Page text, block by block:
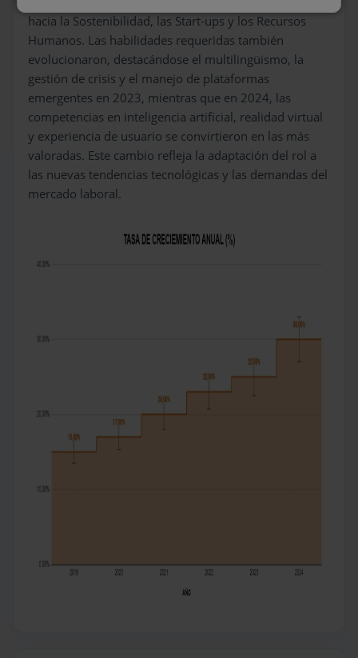
hacia la Sostenibilidad, las Start-ups y los Recursos
Humanos. Las habilidades requeridas también
evolucionaron, destacándose el multilingüismo, la
gestión de crisis y el manejo de plataformas
emergentes en 2023, mientras que en 2024, las
competencias en inteligencia artificial, realidad virtual
y experiencia de usuario se convirtieron en las más
valoradas. Este cambio refleja la adaptación del rol a
las nuevas tendencias tecnológicas y las demandas del
mercado laboral.